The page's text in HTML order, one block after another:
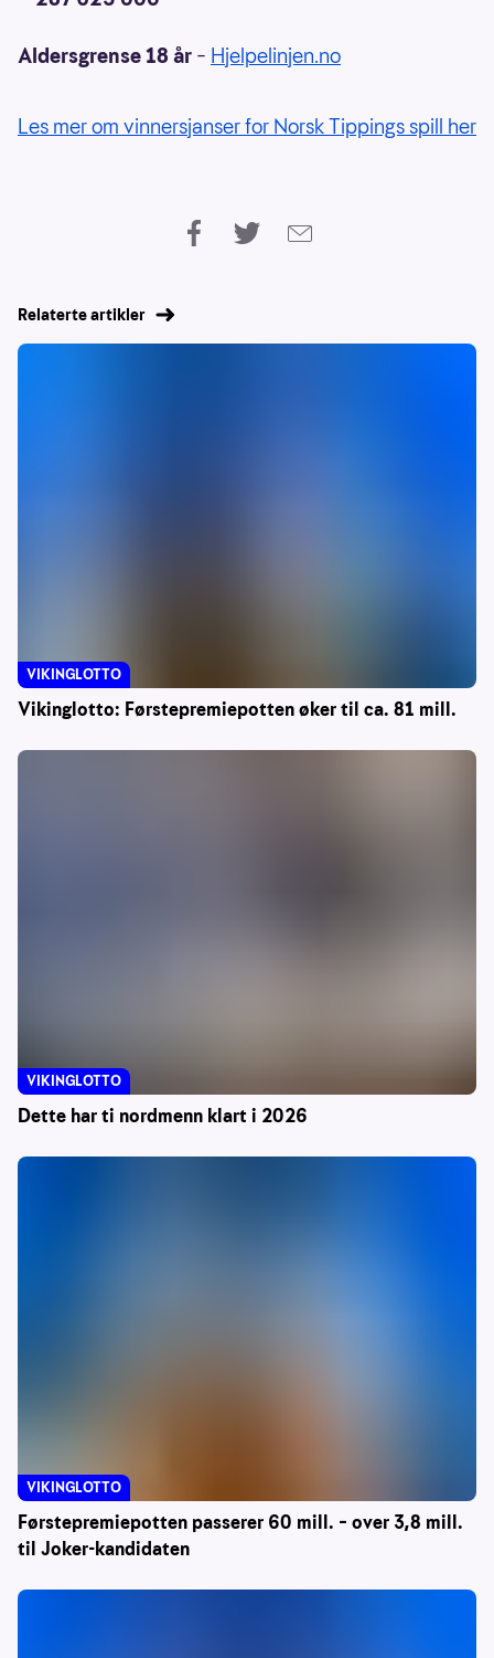
Aldersgrense 18 år – Hjelpelinjen.no
Les mer om vinnersjanser for Norsk Tippings spill her
Relaterte artikler
Vikinglotto: Førstepremiepotten øker til ca. 81 mill.
VIKINGLOTTO
Dette har ti nordmenn klart i 2026
VIKINGLOTTO
Førstepremiepotten passerer 60 mill. – over 3,8 mill.
til Joker-kandidaten
VIKINGLOTTO